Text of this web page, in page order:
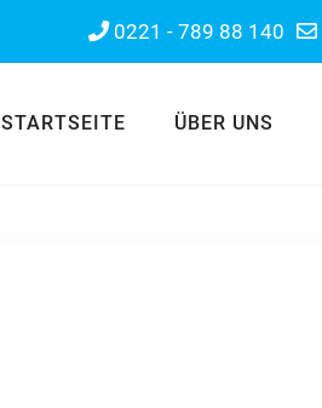
0221 - 789 88 140
STARTSEITE ÜBER UNS